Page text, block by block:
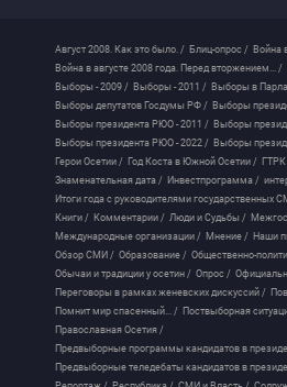
Август 2008. Как это было. / Блиц-опрос / Война
Война в августе 2008 года. Перед вторжением... /
Выборы - 2009 / Выборы - 2011 / Выборы в
Выборы депутатов Госдумы РФ / Выборы
Выборы президента РЮО - 2011 / Выборы
Выборы президента РЮО - 2022 / Выборы
Герои Осетии / Год Коста в Южной Осетии /
Знаменательная дата / Инвестпрограмма /
Итоги года с руководителями государственных
Книги / Комментарии / Люди и Судьбы /
Международные организации / Мнение / Наши
Обзор СМИ / Образование / Общественно-
Обычаи и традиции у осетин / Опрос /
Переговоры в рамках женевских дискуссий /
Помнит мир спасенный... / Поствыборная
Православная Осетия /
Предвыборные программы кандидатов в
Предвыборные теледебаты кандидатов в